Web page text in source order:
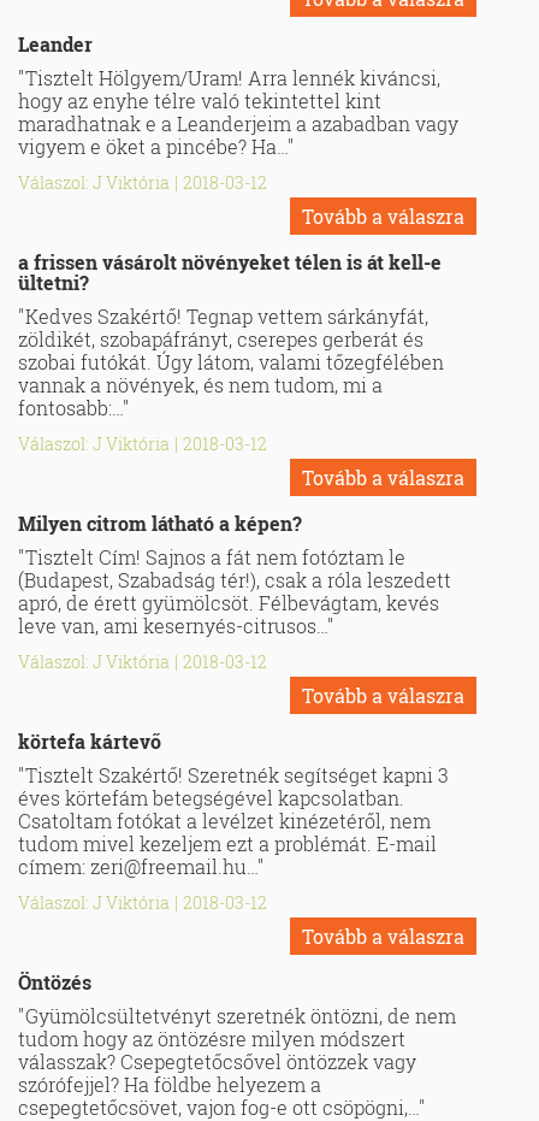
Leander
"Tisztelt Hölgyem/Uram! Arra lennék kiváncsi,
hogy az enyhe télre való tekintettel kint
maradhatnak e a Leanderjeim a azabadban vagy
vigyem e öket a pincébe? Ha…"
Válaszol: J Viktória | 2018-03-12
Tovább a válaszra
a frissen vásárolt növényeket télen is át kell-e
ültetni?
"Kedves Szakértő! Tegnap vettem sárkányfát,
zöldikét, szobapáfrányt, cserepes gerberát és
szobai futókát. Úgy látom, valami tőzegfélében
vannak a növények, és nem tudom, mi a
fontosabb:…"
Válaszol: J Viktória | 2018-03-12
Tovább a válaszra
Milyen citrom látható a képen?
"Tisztelt Cím! Sajnos a fát nem fotóztam le
(Budapest, Szabadság tér!), csak a róla leszedett
apró, de érett gyümölcsöt. Félbevágtam, kevés
leve van, ami kesernyés-citrusos…"
Válaszol: J Viktória | 2018-03-12
Tovább a válaszra
körtefa kártevő
"Tisztelt Szakértő! Szeretnék segítséget kapni 3
éves körtefám betegségével kapcsolatban.
Csatoltam fotókat a levélzet kinézetéről, nem
tudom mivel kezeljem ezt a problémát. E-mail
címem: zeri@freemail.hu …"
Válaszol: J Viktória | 2018-03-12
Tovább a válaszra
Öntözés
"Gyümölcsültetvényt szeretnék öntözni, de nem
tudom hogy az öntözésre milyen módszert
válasszak? Csepegtetőcsővel öntözzek vagy
szórófejjel? Ha földbe helyezem a
csepegtetőcsövet, vajon fog-e ott csöpögni,…"